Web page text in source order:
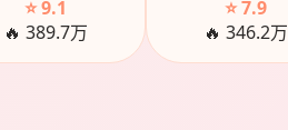
⭐ 9.1
🔥 389.7万
⭐ 7.9
🔥 346.2万